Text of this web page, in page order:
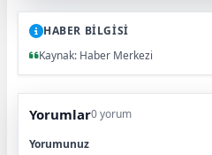
HABER BİLGİSİ
Kaynak: Haber Merkezi
Yorumlar0 yorum
Yorumunuz